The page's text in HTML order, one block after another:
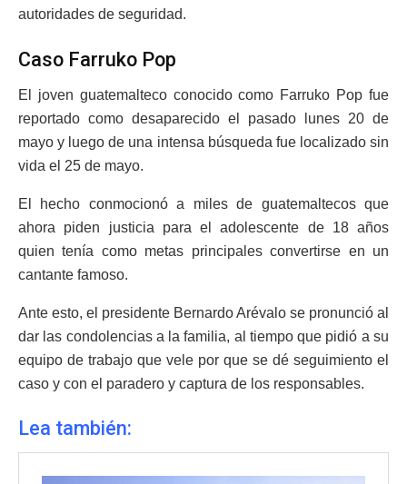
autoridades de seguridad.
Caso Farruko Pop
El joven guatemalteco conocido como Farruko Pop fue
reportado como desaparecido el pasado lunes 20 de
mayo y luego de una intensa búsqueda fue localizado sin
vida el 25 de mayo.
El hecho conmocionó a miles de guatemaltecos que
ahora piden justicia para el adolescente de 18 años
quien tenía como metas principales convertirse en un
cantante famoso.
Ante esto, el presidente Bernardo Arévalo se pronunció al
dar las condolencias a la familia, al tiempo que pidió a su
equipo de trabajo que vele por que se dé seguimiento el
caso y con el paradero y captura de los responsables.
Lea también: